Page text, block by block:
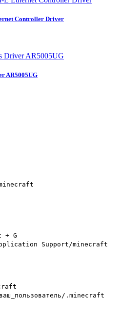
Controller Driver
AR5005UG
+ G
Support/minecraft
.minecraft